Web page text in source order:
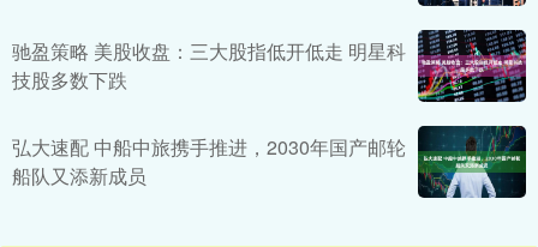
驰盈策略 美股收盘：三大股指低开低走 明星科
技股多数下跌
弘大速配 中船中旅携手推进，2030年国产邮轮
船队又添新成员